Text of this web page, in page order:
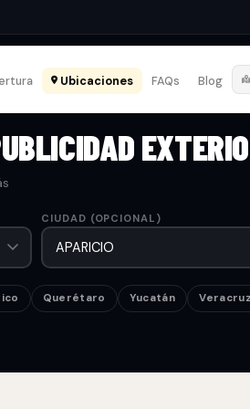
Ubicaciones FAQs Blog
CIUDAD (OPCIONAL)
Querétaro Yucatán Veracruz